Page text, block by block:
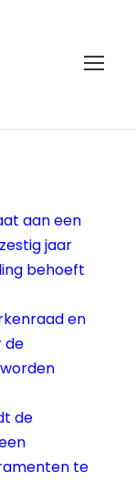
aan een
jaar
behoeft
en
de
de
te